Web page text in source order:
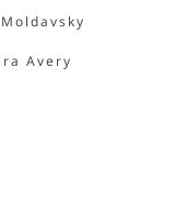
Avery